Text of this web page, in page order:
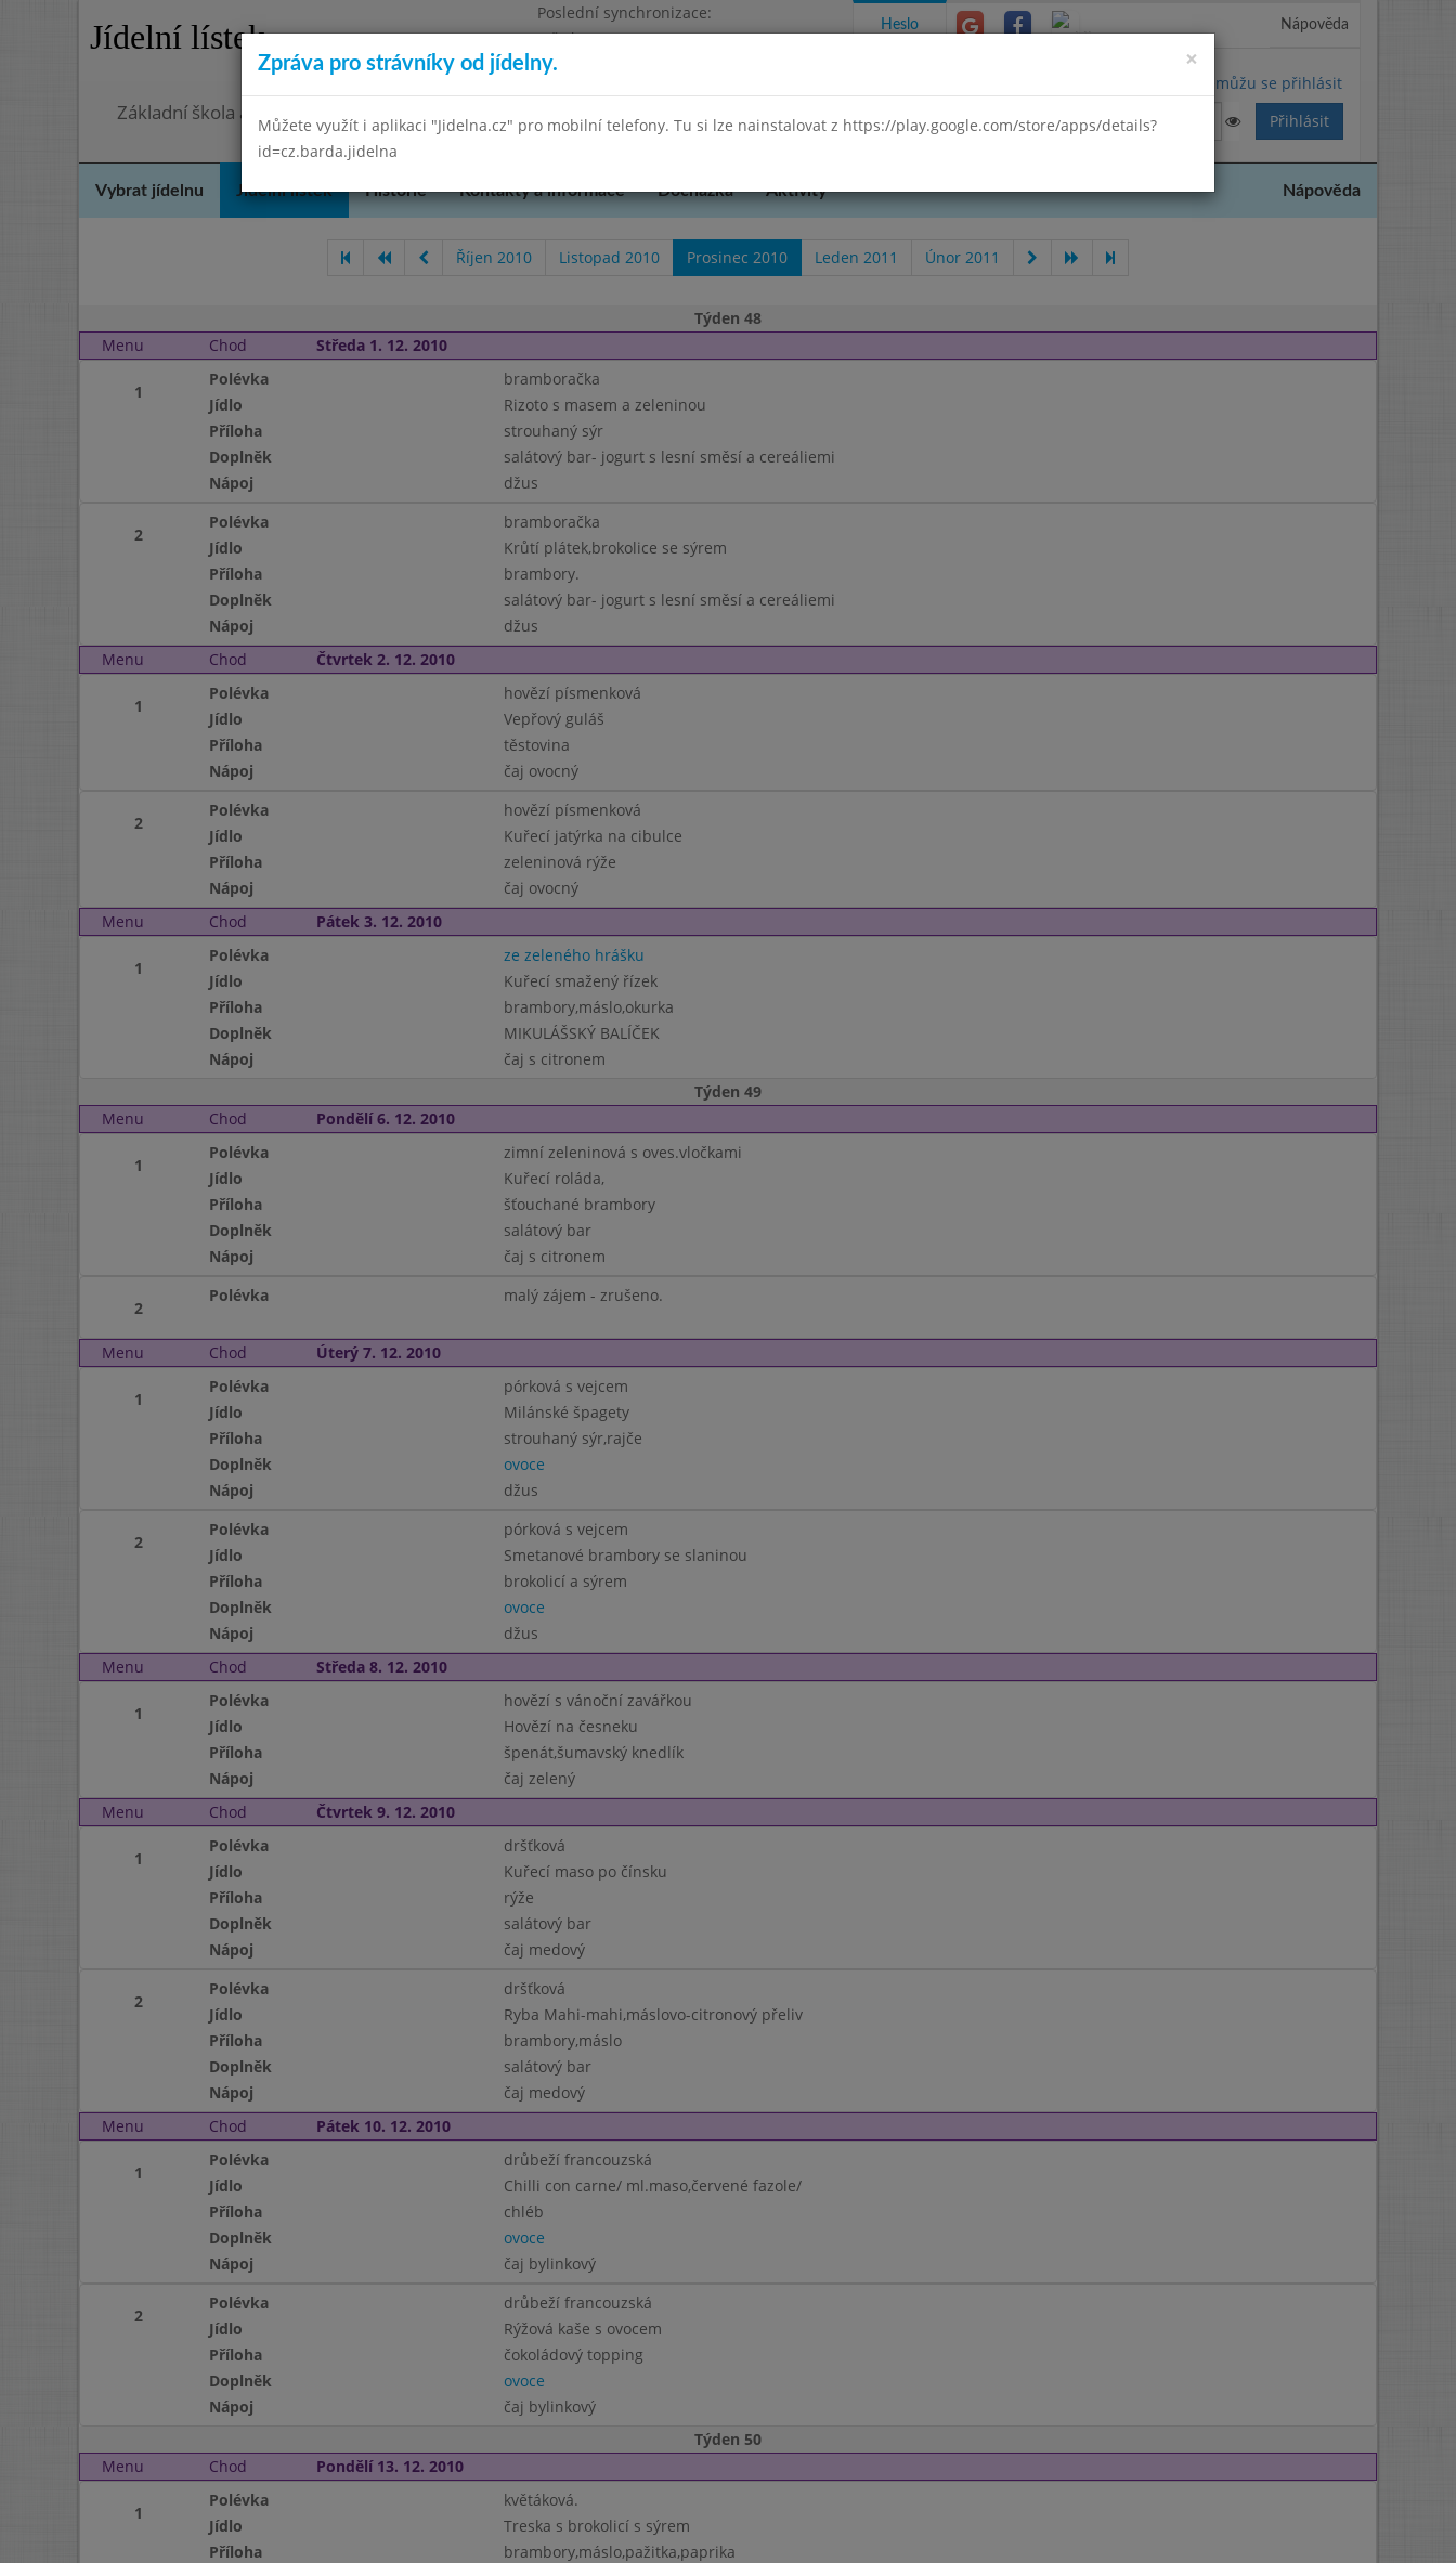
Jídelní lístek
Poslední synchronizace:
Středa 29.7.2026 9:58
Omezení objednávek
Základní škola a mateřská škola Chmelnice, Praha 3, K Lučinám 18/2500
Heslo Nápověda
Nemůžu se přihlásit
Vybrat jídelnu Jídelní lístek Historie Kontakty a informace Docházka Aktivity Nápověda
Říjen 2010 Listopad 2010 Prosinec 2010 Leden 2011 Únor 2011
Týden 48
Menu
Chod Středa 1. 12. 2010
1
Polévka
bramboračka
Jídlo
Rizoto s masem a zeleninou
Příloha
strouhaný sýr
Doplněk
salátový bar- jogurt s lesní směsí a cereáliemi
Nápoj
džus
2
Polévka
bramboračka
Jídlo
Krůtí plátek,brokolice se sýrem
Příloha
brambory.
Doplněk
salátový bar- jogurt s lesní směsí a cereáliemi
Nápoj
džus
Menu
Chod Čtvrtek 2. 12. 2010
1
Polévka
hovězí písmenková
Jídlo
Vepřový guláš
Příloha
těstovina
Nápoj
čaj ovocný
2
Polévka
hovězí písmenková
Jídlo
Kuřecí jatýrka na cibulce
Příloha
zeleninová rýže
Nápoj
čaj ovocný
Menu
Chod Pátek 3. 12. 2010
1
Polévka
ze zeleného hrášku
Jídlo
Kuřecí smažený řízek
Příloha
brambory,máslo,okurka
Doplněk
MIKULÁŠSKÝ BALÍČEK
Nápoj
čaj s citronem
Týden 49
Menu
Chod Pondělí 6. 12. 2010
1
Polévka
zimní zeleninová s oves.vločkami
Jídlo
Kuřecí roláda,
Příloha
šťouchané brambory
Doplněk
salátový bar
Nápoj
čaj s citronem
2
Polévka malý zájem - zrušeno.
Menu Chod Úterý 7. 12. 2010
1
Polévka
pórková s vejcem
Jídlo
Milánské špagety
Příloha
strouhaný sýr,rajče
Doplněk
ovoce
Nápoj
džus
2
Polévka
pórková s vejcem
Jídlo
Smetanové brambory se slaninou
Příloha
brokolicí a sýrem
Doplněk
ovoce
Nápoj
džus
Menu
Chod Středa 8. 12. 2010
1
Polévka
hovězí s vánoční zavářkou
Jídlo
Hovězí na česneku
Příloha
špenát,šumavský knedlík
Nápoj
čaj zelený
Menu
Chod Čtvrtek 9. 12. 2010
1
Polévka
dršťková
Jídlo
Kuřecí maso po čínsku
Příloha
rýže
Doplněk
salátový bar
Nápoj
čaj medový
2
Polévka
dršťková
Jídlo
Ryba Mahi-mahi,máslovo-citronový přeliv
Příloha
brambory,máslo
Doplněk
salátový bar
Nápoj
čaj medový
Menu
Chod Pátek 10. 12. 2010
1
Polévka
drůbeží francouzská
Jídlo
Chilli con carne/ ml.maso,červené fazole/
Příloha
chléb
Doplněk
ovoce
Nápoj
čaj bylinkový
2
Polévka
drůbeží francouzská
Jídlo
Rýžová kaše s ovocem
Příloha
čokoládový topping
Doplněk
ovoce
Nápoj
čaj bylinkový
Týden 50
Menu
Chod Pondělí 13. 12. 2010
1
Polévka
květáková.
Jídlo
Treska s brokolicí s sýrem
Příloha
brambory,máslo,pažitka,paprika
×
Zpráva pro strávníky od jídelny.
Můžete využít i aplikaci "Jidelna.cz" pro mobilní telefony. Tu si lze nainstalovat z https://play.google.com/store/apps/details?
id=cz.barda.jidelna